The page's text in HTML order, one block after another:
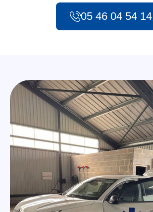
05 46 04 54 14